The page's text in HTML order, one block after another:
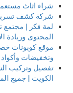
شراء اثاث
شركة كشف
لمة فكر | مجتمع
المحتوى وريادة
موقع كوبونات
وتخفيضات
تفصيل وتركيب
الكويت | جميع